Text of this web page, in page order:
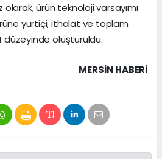
olarak, ürün teknoloji varsayımı
yurtiçi, ithalat ve toplam
düzeyinde oluşturuldu.
MERSIN HABERİ